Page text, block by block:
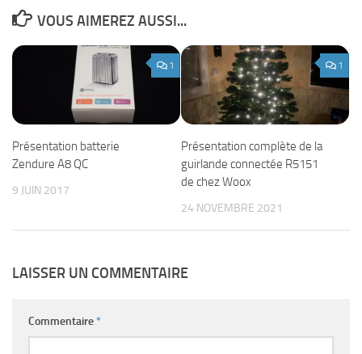
VOUS AIMEREZ AUSSI...
1
Présentation batterie
Zendure A8 QC
9 JUIN 2017
1
Présentation complète de la
guirlande connectée R5151
de chez Woox
24 NOVEMBRE 2021
LAISSER UN COMMENTAIRE
Commentaire*